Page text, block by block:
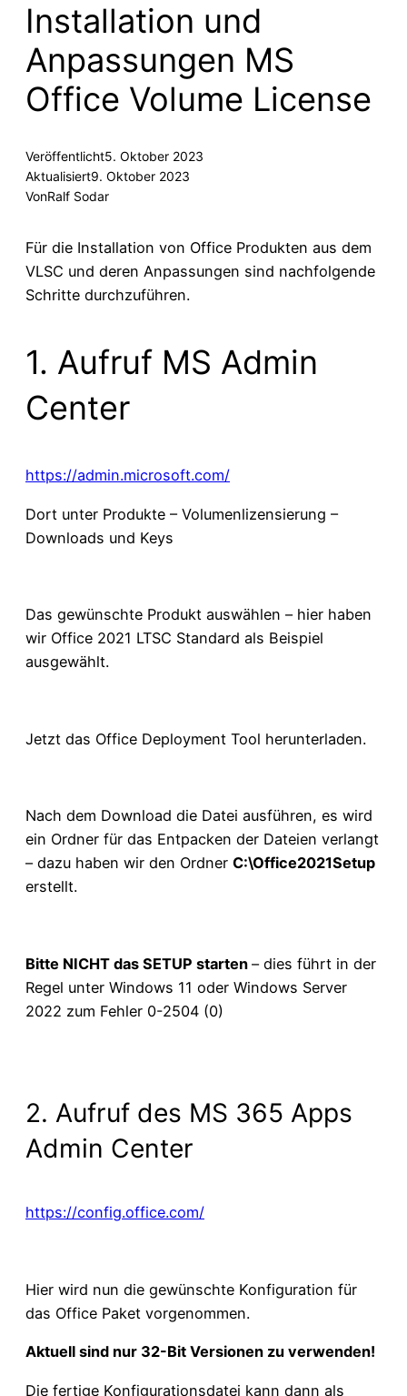
Installation und
Anpassungen MS
Office Volume License
Veröffentlicht5. Oktober 2023
Aktualisiert9. Oktober 2023
VonRalf Sodar
Für die Installation von Office Produkten aus dem
VLSC und deren Anpassungen sind nachfolgende
Schritte durchzuführen.
1. Aufruf MS Admin
Center
https://admin.microsoft.com/
Dort unter Produkte – Volumenlizensierung –
Downloads und Keys
Das gewünschte Produkt auswählen – hier haben
wir Office 2021 LTSC Standard als Beispiel
ausgewählt.
Jetzt das Office Deployment Tool herunterladen.
Nach dem Download die Datei ausführen, es wird
ein Ordner für das Entpacken der Dateien verlangt
– dazu haben wir den Ordner C:\Office2021Setup
erstellt.
Bitte NICHT das SETUP starten – dies führt in der
Regel unter Windows 11 oder Windows Server
2022 zum Fehler 0-2504 (0)
2. Aufruf des MS 365 Apps
Admin Center
https://config.office.com/
Hier wird nun die gewünschte Konfiguration für
das Office Paket vorgenommen.
Aktuell sind nur 32-Bit Versionen zu verwenden!
Die fertige Konfigurationsdatei kann dann als